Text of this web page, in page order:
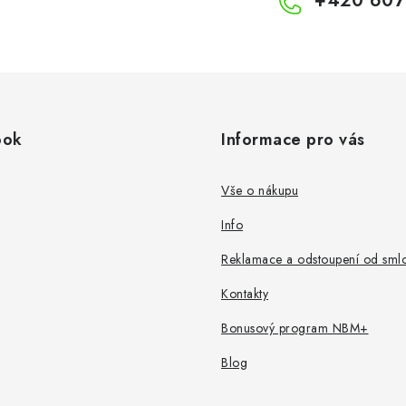
Informace pro vás
Vše o nákupu
Info
Reklamace a odstoupení od
Kontakty
Bonusový program NBM+
Blog